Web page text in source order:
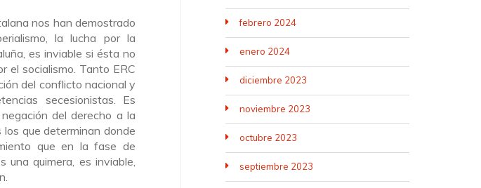
nos han demostrado
la lucha por la
es inviable si ésta no
el socialismo. Tanto ERC
del conflicto nacional y
secesionistas. Es
del derecho a la
que determinan donde
que en la fase de
una quimera, es inviable,
febrero 2024
enero 2024
diciembre 2023
noviembre 2023
octubre 2023
septiembre 2023